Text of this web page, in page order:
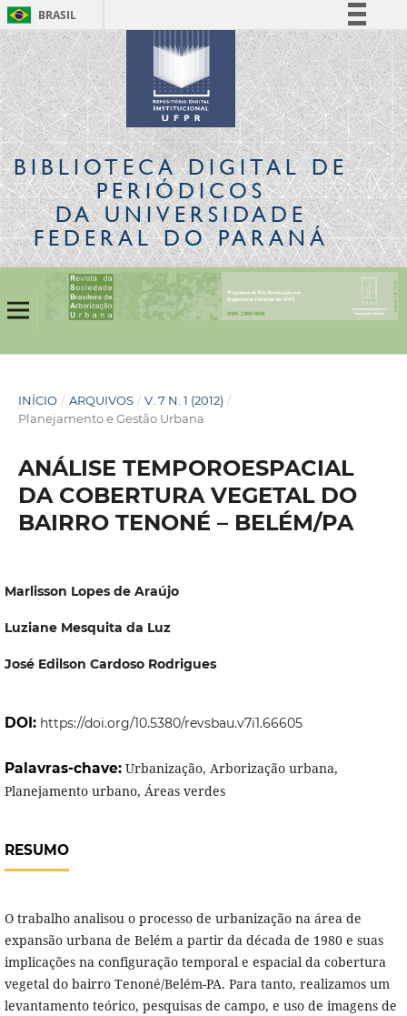
BRASIL
Simplifique!
Comunica BR
Participe
Acesso à informação
Legislação
Canais
BIBLIOTECA DIGITALDE
PERIÓDICOS
DA UNIVERSIDADE
FEDERAL DO PARANÁ
INÍCIO / ARQUIVOS / V. 7 N. 1 (2012) /
Planejamento e Gestão Urbana
ANÁLISE TEMPOROESPACIAL
DA COBERTURA VEGETAL DO
BAIRRO TENONÉ – BELÉM/PA
Marlisson Lopes de Araújo
Luziane Mesquita da Luz
José Edilson Cardoso Rodrigues
DOI: https://doi.org/10.5380/revsbau.v7i1.66605
Palavras-chave: Urbanização, Arborização urbana,
Planejamento urbano, Áreas verdes
RESUMO
O trabalho analisou o processo de urbanização na área de
expansão urbana de Belém a partir da década de 1980 e suas
implicações na configuração temporal e espacial da cobertura
vegetal do bairro Tenoné/Belém-PA. Para tanto, realizamos um
levantamento teórico, pesquisas de campo, e uso de imagens de